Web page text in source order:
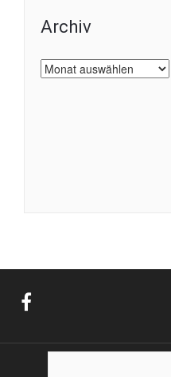
Archiv
Archiv